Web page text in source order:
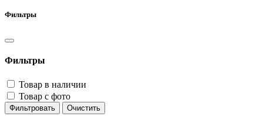
Фильтры
Фильтры
Товар в наличии
Товар с фото
Фильтровать Очистить